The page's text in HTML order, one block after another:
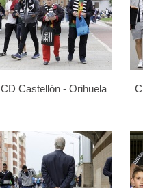
CD Castellón - Orihuela